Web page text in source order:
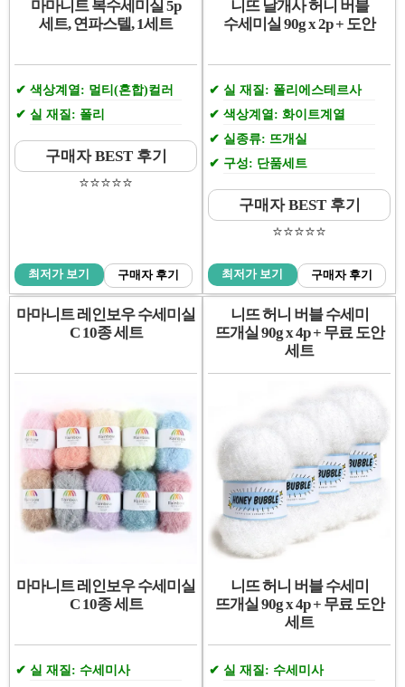
마마니트 복수세미실 5p
세트, 연파스텔, 1세트
색상계열: 멀티(혼합)컬러
실 재질: 폴리
구매자 BEST 후기
⭐️⭐️⭐️⭐️⭐️
최저가 보기 구매자 후기
니뜨 날개사 허니 버블
수세미실 90g x 2p + 도안
실 재질: 폴리에스테르사
색상계열: 화이트계열
실종류: 뜨개실
구성: 단품세트
구매자 BEST 후기
⭐️⭐️⭐️⭐️⭐️
최저가 보기 구매자 후기
마마니트 레인보우 수세미실
C 10종 세트
마마니트 레인보우 수세미실
C 10종 세트
실 재질: 수세미사
니뜨 허니 버블 수세미
뜨개실 90g x 4p + 무료 도안
세트
니뜨 허니 버블 수세미
뜨개실 90g x 4p + 무료 도안
세트
실 재질: 수세미사